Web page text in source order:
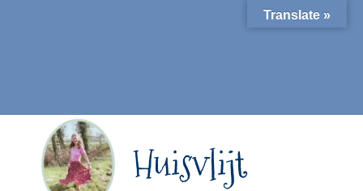
Huisvlijt
Translate »